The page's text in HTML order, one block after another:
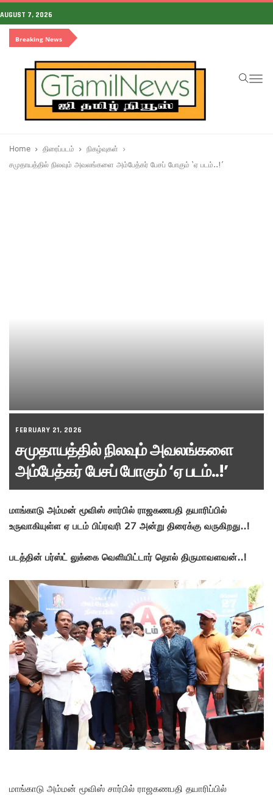
AUGUST 7, 2026
Breaking News
Home திரைப்படம்
நிகழ்வுகள்
சமுதாயத்தில் நிலவும் அவலங்களை அம்பேத்கர் பேசப் போகும் ‘ஏ படம்..!’
FEBRUARY 21, 2026
சமுதாயத்தில் நிலவும் அவலங்களை
அம்பேத்கர் பேசப் போகும் ‘ஏ படம்..!’
மாங்காடு அம்மன் மூவிஸ் சார்பில் ராஜகணபதி தயாரிப்பில்
உருவாகியுள்ள ஏ படம் பிப்ரவரி 27 அன்று திரைக்கு வருகிறது..!
படத்தின் பர்ஸ்ட் லுக்கை வெளியிட்டார் தொல் திருமாவளவன்..!
மாங்காடு அம்மன் மூவிஸ் சார்பில் ராஜகணபதி தயாரிப்பில்